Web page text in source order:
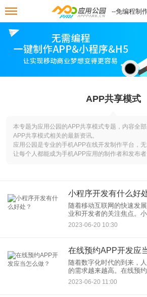
--免编程制
APP共享模式
本专题为应用公园的APP共享模式专题，内容全
APP共享模式相关的最新资讯。
应用公园是专业的手机APP在线开发制作平台，
让每个人都能成为手机APP应用的制作者和发布者
小程序开发有什么好
随着移动互联网的快速发
业和开发者的关注焦点。
用，具有许多独特的优势
序开发的好处，并说明为
2023-06-20 10:30
在线预约APP开发应
随着数字化时代的到来，
的需求越来越高。在线预
提供了方便快捷的预约体
在线预约APP，以下是一
2023-06-20 11:00